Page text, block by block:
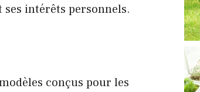
intérêts personnels.
conçus pour les